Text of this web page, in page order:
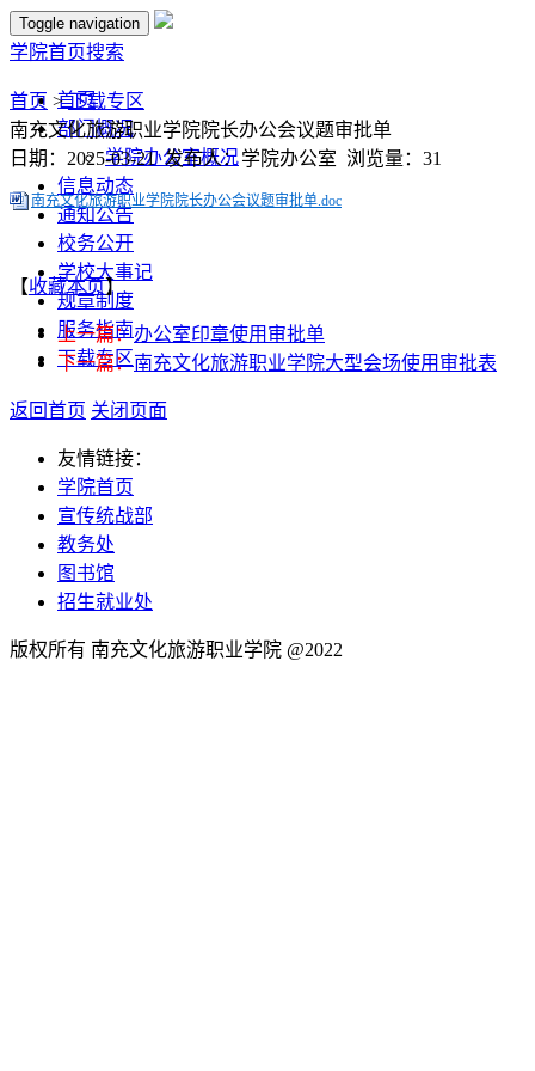
Toggle navigation
学院首页搜索
首页
部门概况
学院办公室概况
信息动态
通知公告
校务公开
学校大事记
规章制度
服务指南
下载专区
首页 >下载专区
南充文化旅游职业学院院长办公会议题审批单
日期：2025-03-21 发布人：学院办公室 浏览量： 31
南充文化旅游职业学院院长办公会议题审批单.doc
【收藏本页】
上一篇：办公室印章使用审批单
下一篇：南充文化旅游职业学院大型会场使用审批表
返回首页 关闭页面
友情链接：
学院首页
宣传统战部
教务处
图书馆
招生就业处
版权所有 南充文化旅游职业学院 @2022